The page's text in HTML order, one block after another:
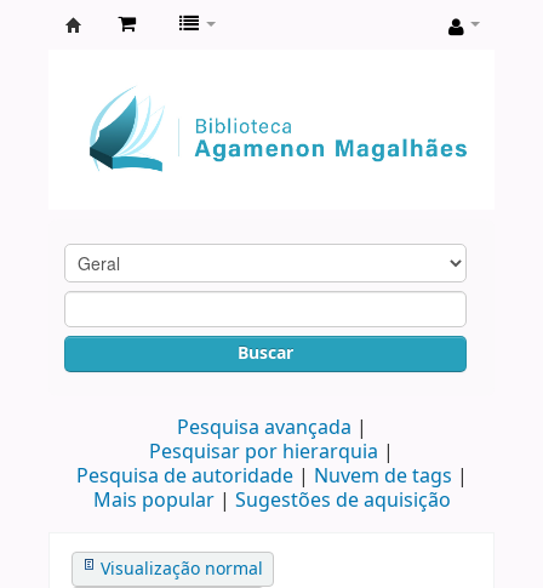
Agamenon
Magalhães
Buscar
Pesquisa avançada
Pesquisar por hierarquia
Pesquisa de autoridade
Nuvem de tags
Mais popular
Sugestões de aquisição
Visualização normal